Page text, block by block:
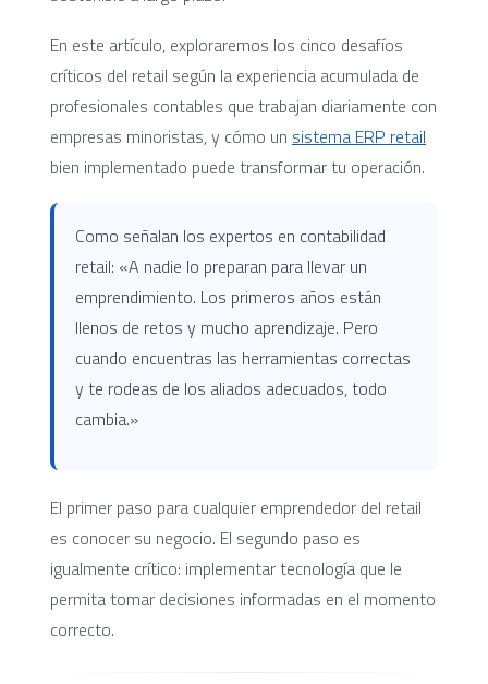
En este artículo, exploraremos los cinco desafíos
críticos del retail según la experiencia acumulada de
profesionales contables que trabajan diariamente con
empresas minoristas, y cómo un sistema ERP retail
bien implementado puede transformar tu operación.
Como señalan los expertos en contabilidad
retail: «A nadie lo preparan para llevar un
emprendimiento. Los primeros años están
llenos de retos y mucho aprendizaje. Pero
cuando encuentras las herramientas correctas
y te rodeas de los aliados adecuados, todo
cambia.»
El primer paso para cualquier emprendedor del retail
es conocer su negocio. El segundo paso es
igualmente crítico: implementar tecnología que le
permita tomar decisiones informadas en el momento
correcto.